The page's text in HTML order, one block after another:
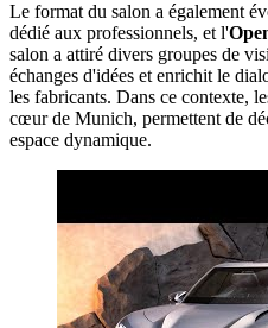
Le format du salon a également
dédié aux professionnels, et l'
salon a attiré divers groupes de
échanges d'idées et enrichit le
les fabricants. Dans ce contexte,
cœur de Munich, permettent de
espace dynamique.